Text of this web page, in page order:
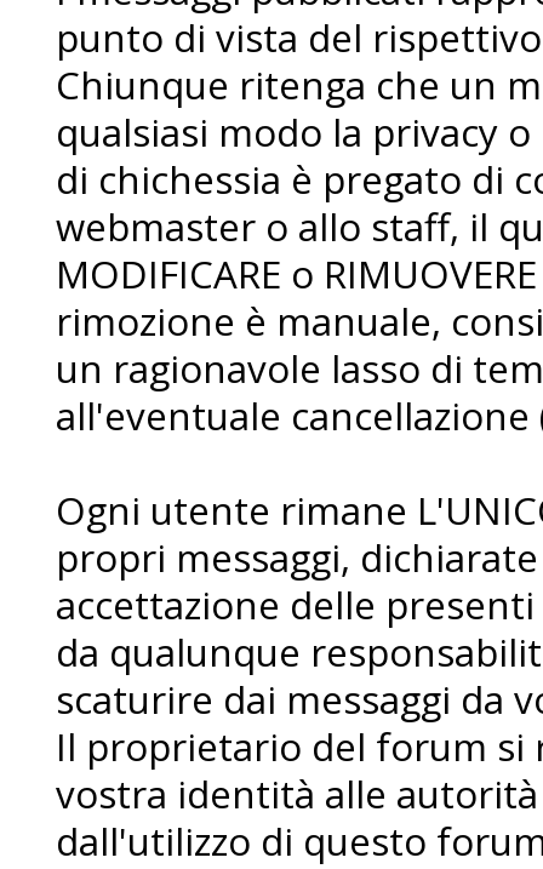
punto di vista del
Chiunque ritenga che un
qualsiasi modo la privacy
di chichessia è pregato di
webmaster o allo staff, il
MODIFICARE o
rimozione è manuale,
un ragionavole lasso di
all'eventuale cancellazione
Ogni utente rimane
propri messaggi,
accettazione delle
da qualunque
scaturire dai messaggi da
Il proprietario del forum
vostra identità alle
dall'utilizzo di questo